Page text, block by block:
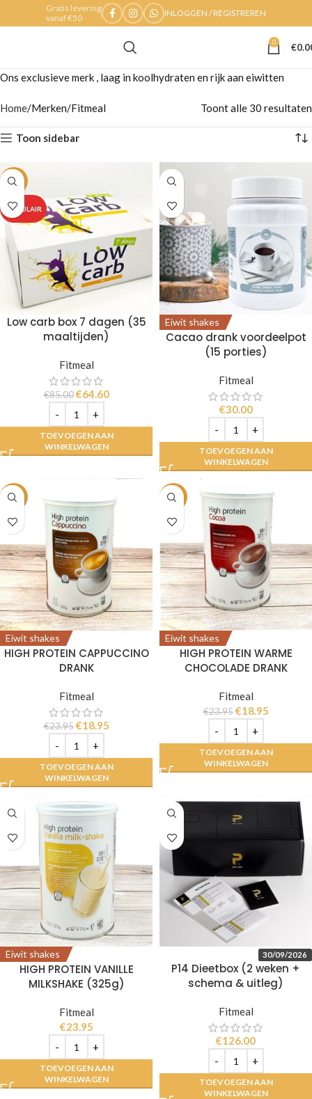
Gratis levering
vanaf €50
INLOGGEN / REGISTREREN
0 €
Ons exclusieve merk , laag in koolhydraten en rijk aan eiwitten
Home Merken Fitmeal Toont alle 30 resultaten
Toon sidebar
-24%
POPULAIR
Low carb box 7 dagen (35
maaltijden)
Fitmeal
€85.00 €64.60
TOEVOEGEN AAN
WINKELWAGEN
Eiwit shakes
Cacao drank voordeelpot
(15 porties)
Fitmeal
€30.00
TOEVOEGEN AAN
WINKELWAGEN
-21%
Eiwit shakes
HIGH PROTEIN CAPPUCCINO
DRANK
Fitmeal
€23.95 €18.95
TOEVOEGEN AAN
WINKELWAGEN
-21%
Eiwit shakes
HIGH PROTEIN WARME
CHOCOLADE DRANK
Fitmeal
€23.95 €18.95
TOEVOEGEN AAN
WINKELWAGEN
Eiwit shakes
HIGH PROTEIN VANILLE
MILKSHAKE (325g)
Fitmeal
€23.95
TOEVOEGEN AAN
WINKELWAGEN
30/09/2026
P14 Dieetbox (2 weken +
schema & uitleg)
Fitmeal
€126.00
TOEVOEGEN AAN
WINKELWAGEN